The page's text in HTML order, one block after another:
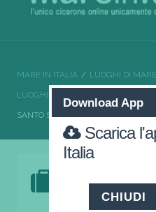
MARE IN ITALIA LUOGHI DI
LUOGHI DI MARE DA VISITARE
SANTO STEFANO AL MARE UNA
Download App
Scarica
Italia
CHIUDI